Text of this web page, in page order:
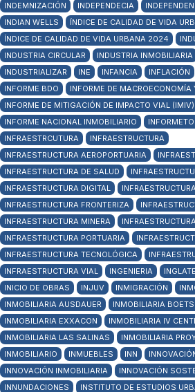
INDEMNIZACIÓN
INDEPENDECIA
INDIAN WELLS
ÍNDICE DE CALIDAD DE VIDA
ÍNDICE DE CALIDAD DE VIDA URBANA 2024
INDUSTRIA CIRCULAR
INDUSTRIA INMOBILIARIA
INDUSTRIALIZAR
INE INFANCIA INFLACIÓN
INFORME BDO
INFORME DE MACROECONOMÍA
INFORME DE MITIGACIÓN DE IMPACTO VIAL (IMIV)
INFORME NACIONAL INMOBILIARIO
INFRAESTRCUTURA
INFRAESTRUCTURA
INFRAESTRUCTURA AEROPORTUARIA
INFRAESTRUCTURA DE SALUD
INFRAESTRUCTURA DIGITAL
INFRAESTRUCTURA FRONTERIZA
INFRAESTRUCTURA MINERA
INFRAESTRUCTURA PORTUARIA
INFRAESTRUCTURA TECNOLÓGICA
INFRAESTRUCTURA VIAL
INGENIERIA
INICIO DE OBRAS
INJUV INMIGRACIÓN
INMOBILIARIA AUSDAUER
INMOBILIARIA
INMOBILIARIA EXXACON
INMOBILIARIA IV
INMOBILIARIA LAS SALINAS
INMOBILIARIA
INMOBILIARIO
INMUEBLES INN
INNOVACIÓN INMOBILIARIA
INNOVACIÓN
INNUNDACIONES
INSTITUTO DE ESTUDIOS